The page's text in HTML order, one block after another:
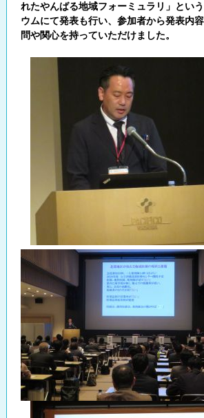
れたやんばる地域フォーミュラリ」という
ウムにて発表も行い、参加者から発表内
問や関心を持っていただけました。